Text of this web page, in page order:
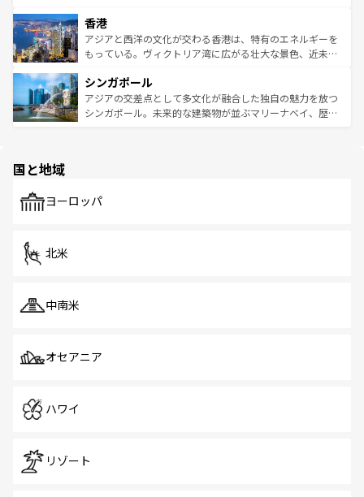
とつ。フォーやバインミー、ベトナムコーヒーなどは、ぜ
ひ現地で味わいたい。どの地域を訪れてもあたたかい人々
が旅行者を迎えてくれるので、きっと忘れられない旅にな
参照してほしい。
の活気が交差している。北部ではチェンマイなどの山岳地
帯で自然と触れ合い、南部ではプーケットやクラビの美し
いビーチでリゾート気分を楽しむことができる。タイ料理
激する。気候は一年中温暖で、どの季節にも異なる楽しみ
が待っている。親しみやすいタイの人々、仏教を中心とし
た文化、そして多様な観光資源が、訪れる旅人を魅了し続
香港
アジアと西洋の文化が交わる香港は、特有のエネルギーを
もっている。ヴィクトリア湾に広がる壮大な景色、近未来
み、どこを訪れても感動するはず。観光スポットが密集し
ており、効率よく見どころを回れるのも魅力。息をのむよ
うな絶景から文化的な体験まで、香港を存分に楽しみ尽く
シンガポール
アジアの交差点として多文化が融合した独自の魅力を放つ
シンガポール。未来的な建築物が並ぶマリーナベイ、歴史
で、ホーカーズは地元の風情を楽しめる外せないスポット
国と地域
ヨーロッパ
北米
中南米
オセアニア
ハワイ
リゾート